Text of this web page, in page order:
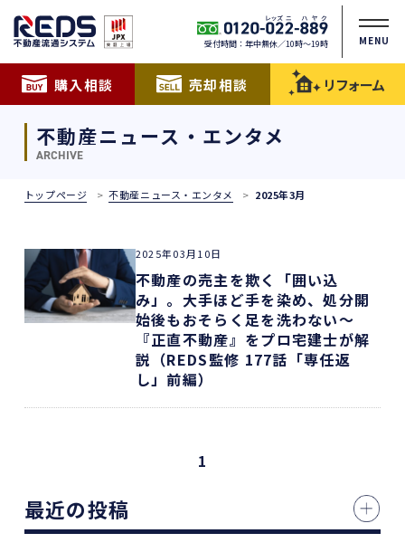
受付時間：年中無休／10時〜19時 MENU
購入相談 売却相談 リフォーム
不動産ニュース・エンタメ
ARCHIVE
トップページ 不動産ニュース・エンタメ 2025年3月
2025年03月10日
不動産の売主を欺く「囲い込
み」。大手ほど手を染め、処分開
始後もおそらく足を洗わない～
『正直不動産』をプロ宅建士が解
説（REDS監修 177話「専任返
し」前編）
1
最近の投稿